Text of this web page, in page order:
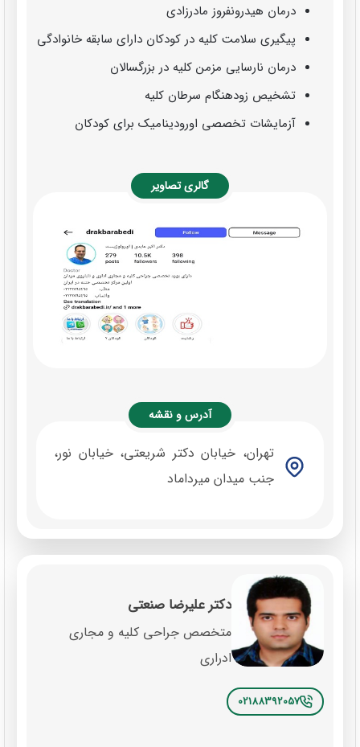
درمان هیدرونفروز مادرزادی
پیگیری سلامت کلیه در کودکان دارای سابقه خانوادگی
درمان نارسایی مزمن کلیه در بزرگسالان
تشخیص زودهنگام سرطان کلیه
آزمایشات تخصصی اورودینامیک برای کودکان
گالری تصاویر
آدرس و نقشه
تهران، خیابان دکتر شریعتی، خیابان نور،
جنب میدان میرداماد
دکتر علیرضا صنعتی
متخصص جراحی کلیه و مجاری
ادراری
02188392057